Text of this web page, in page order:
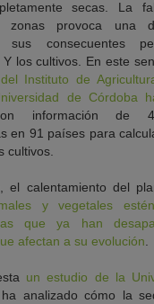
secas. La
zonas provoca una
sus consecuentes
los cultivos. En este
Instituto de
de Córdoba
información de
en 91 países para
cultivos.
el calentamiento del
y vegetales
que ya han
afectan a su evolución
un estudio de la
ha analizado cómo la